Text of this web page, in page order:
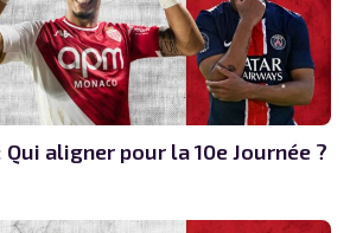
Qui aligner pour la 10e Journée ?